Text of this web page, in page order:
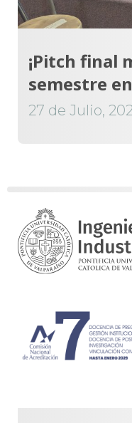
¡Pitch final
semestre
27 de Julio,